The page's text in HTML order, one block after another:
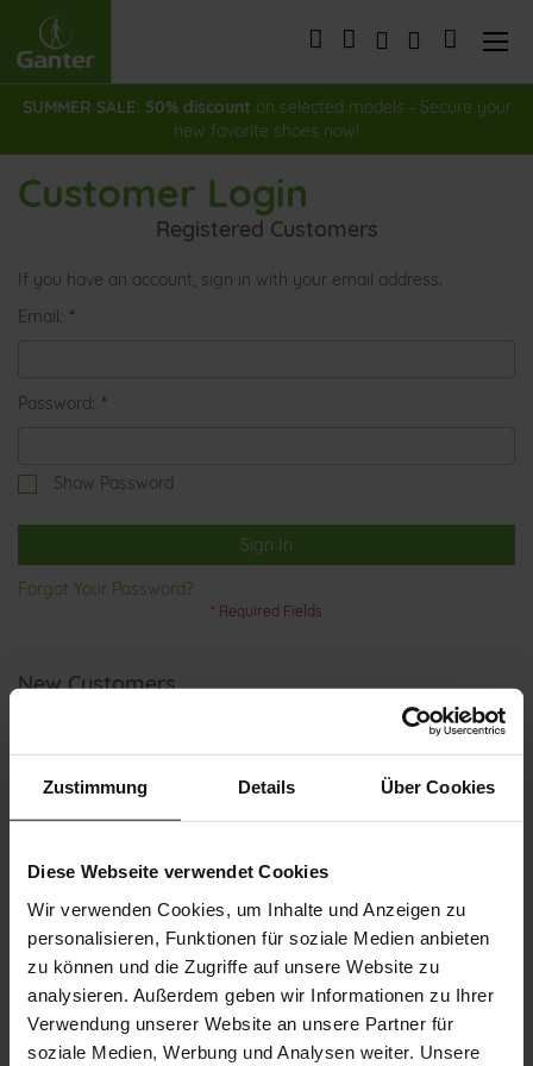
Zustimmung Details Über Cookies
Diese Webseite verwendet Cookies
Wir verwenden Cookies, um Inhalte und Anzeigen zu
personalisieren, Funktionen für soziale Medien anbieten
zu können und die Zugriffe auf unsere Website zu
analysieren. Außerdem geben wir Informationen zu Ihrer
Verwendung unserer Website an unsere Partner für
soziale Medien, Werbung und Analysen weiter. Unsere
Content
My Cart
SUMMER SALE: 50% discount on selected models - Secure your
new favorite shoes now!
Customer Login
Registered Customers
If you have an account, sign in with your email address.
Email
Password
Show Password
Sign In
Forgot Your Password?
New Customers
Creating an account has many benefits: check out faster, keep
CUSTOMER SERVICE